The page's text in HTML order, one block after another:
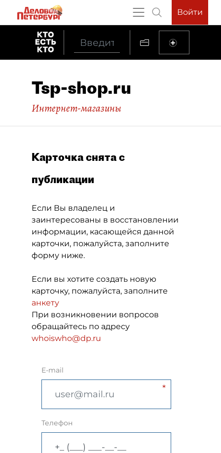
Войти
Tsp-shop.ru
Интернет-магазины
Карточка снята с
публикации
Если Вы владелец и
заинтересованы в восстановлении
информации, касающейся данной
карточки, пожалуйста, заполните
форму ниже.
Если вы хотите создать новую
карточку, пожалуйста, заполните
анкету
При возникновении вопросов
обращайтесь по адресу
whoiswho@dp.ru
E-mail
Телефон